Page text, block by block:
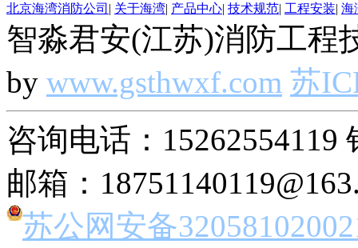
北京海湾消防公司 | 关于海湾| 产品中心| 技术规范| 工程安装| 海
智淼君安(江苏)消防工程
by www.gsthwxf.com 苏
咨询电话：15262554119
邮箱：
苏公网安备